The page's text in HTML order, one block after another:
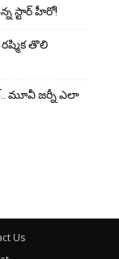
స్టార్ హీరో!
తొలి
మూవీ జర్నీ ఎలా
Us